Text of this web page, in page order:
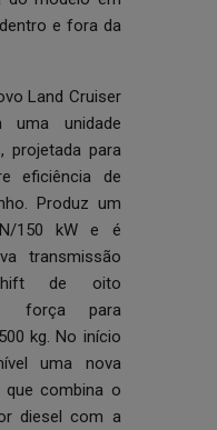
e fora da
Land Cruiser
uma unidade
projetada para
eficiência de
Produz um
150 kW e é
transmissão
de oito
força para
kg. No início
uma nova
que combina o
diesel com a